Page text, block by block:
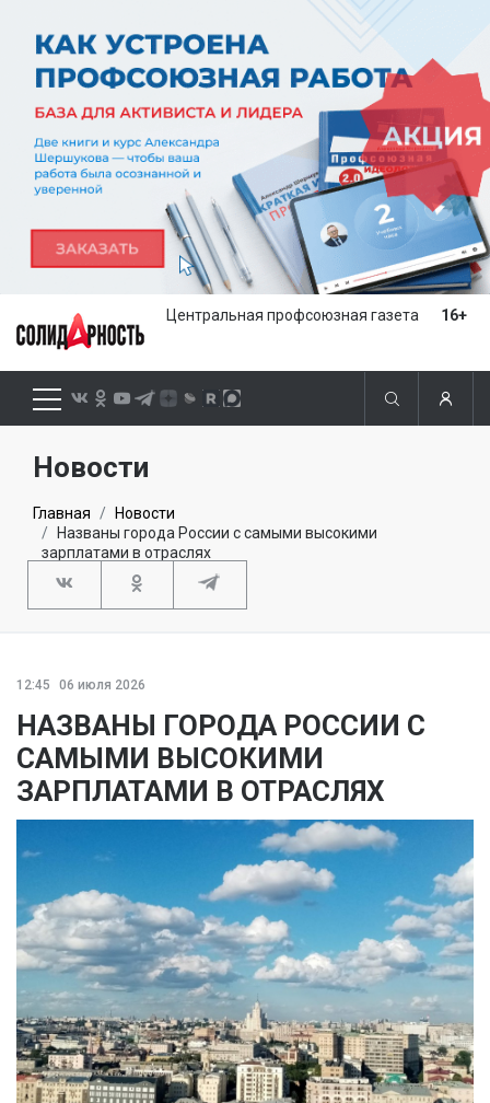
Центральная профсоюзная газета 16+
Новости
Главная
Новости
Названы города России с самыми высокими
зарплатами в отраслях
12:45 06 июля 2026
НАЗВАНЫ ГОРОДА РОССИИ С
САМЫМИ ВЫСОКИМИ
ЗАРПЛАТАМИ В ОТРАСЛЯХ